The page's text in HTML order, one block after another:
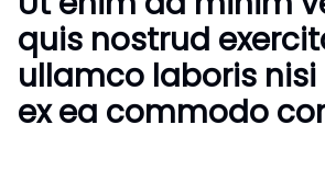
quis nostrud
ullamco laboris
ex ea commodo